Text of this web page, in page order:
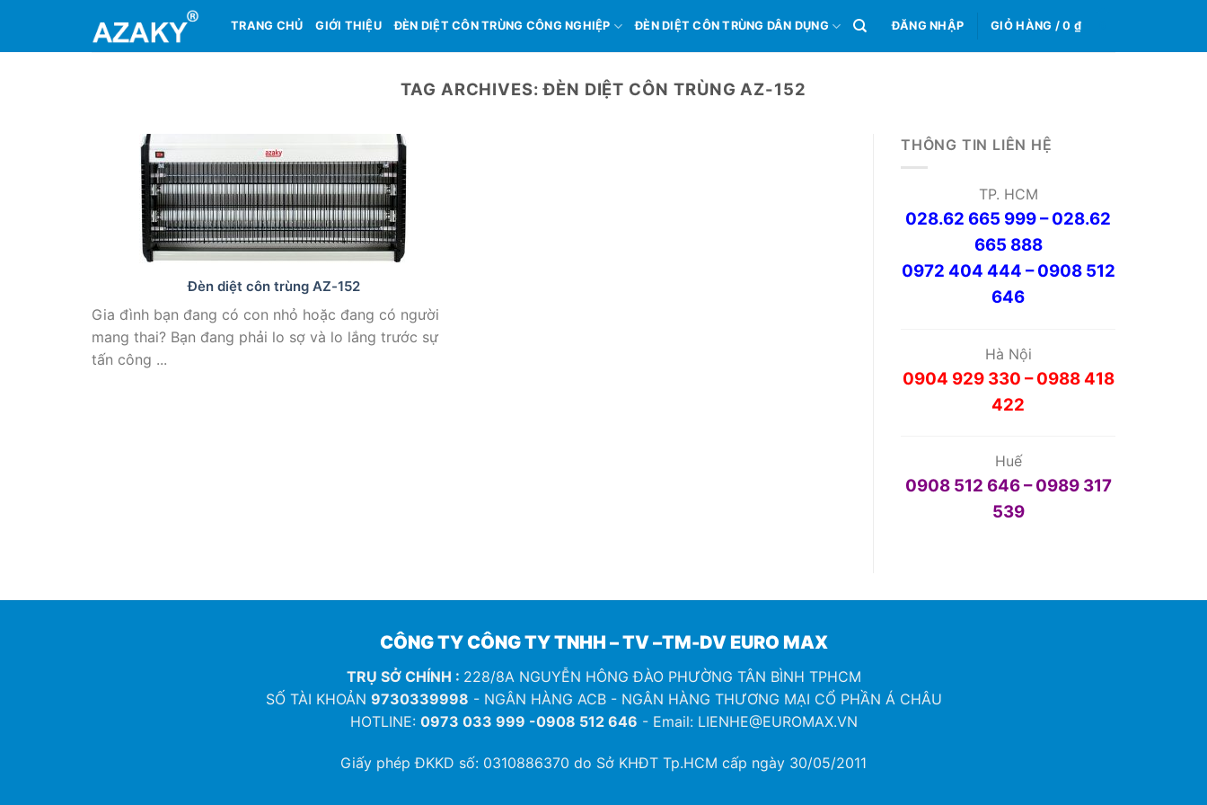
content
TRANG CHỦ GIỚI THIỆU ĐÈN DIỆT CÔN TRÙNG CÔNG NGHIỆP ĐÈN DIỆT CÔN TRÙNG DÂN DỤNG ĐĂNG NHẬP GIỎ HÀNG /0 ₫
TAG ARCHIVES:ĐÈN DIỆT CÔN TRÙNG AZ-152
Đèn diệt côn trùng AZ-152
Gia đình bạn đang có con nhỏ hoặc đang có người
mang thai? Bạn đang phải lo sợ và lo lắng trước sự
tấn công ...
THÔNG TIN LIÊN HỆ
TP. HCM
028.62 665 999 – 028.62
665 888
0972 404 444 – 0908 512
646
Hà Nội
0904 929 330 – 0988 418
422
Huế
0908 512 646 – 0989 317
539
CÔNG TY CÔNG TY TNHH – TV –TM-DV EURO MAX
TRỤ SỞ CHÍNH : 228/8A NGUYỄN HÔNG ĐÀO PHƯỜNG TÂN BÌNH TPHCM
SỐ TÀI KHOẢN 9730339998 - NGÂN HÀNG ACB - NGÂN HÀNG THƯƠNG MẠI CỔ PHẦN Á CHÂU
HOTLINE: 0973 033 999 -0908 512 646 - Email: LIENHE@EUROMAX.VN
Giấy phép ĐKKD số: 0310886370 do Sở KHĐT Tp.HCM cấp ngày 30/05/2011